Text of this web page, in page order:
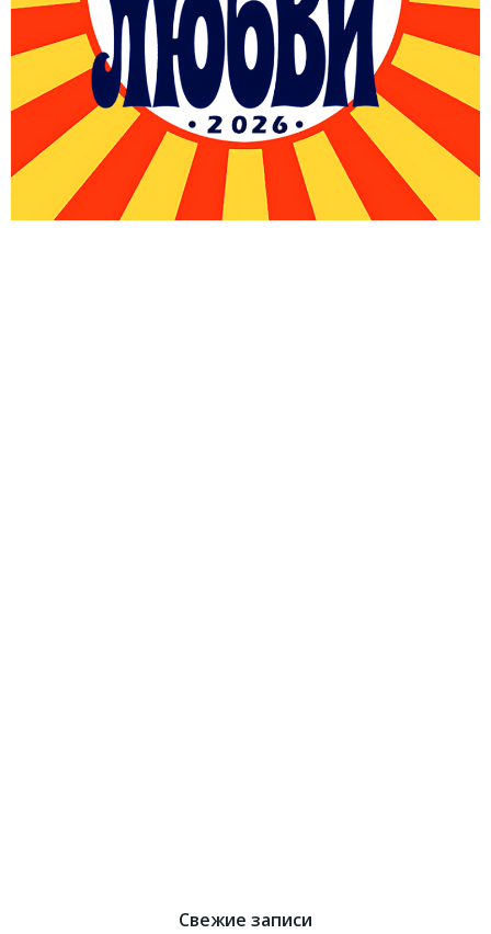
Свежие записи